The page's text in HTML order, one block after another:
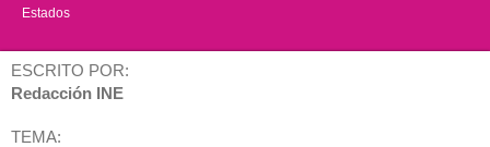
Estados
ESCRITO POR:
Redacción INE
TEMA: